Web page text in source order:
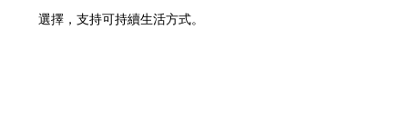
選擇，支持可持續生活方式。